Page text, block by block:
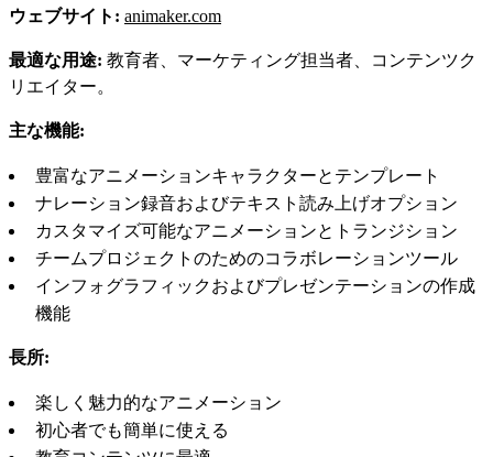
ウェブサイト: animaker.com
最適な用途: 教育者、マーケティング担当者、コンテンツク
リエイター。
主な機能:
豊富なアニメーションキャラクターとテンプレート
ナレーション録音およびテキスト読み上げオプション
カスタマイズ可能なアニメーションとトランジション
チームプロジェクトのためのコラボレーションツール
インフォグラフィックおよびプレゼンテーションの作成
機能
長所:
楽しく魅力的なアニメーション
初心者でも簡単に使える